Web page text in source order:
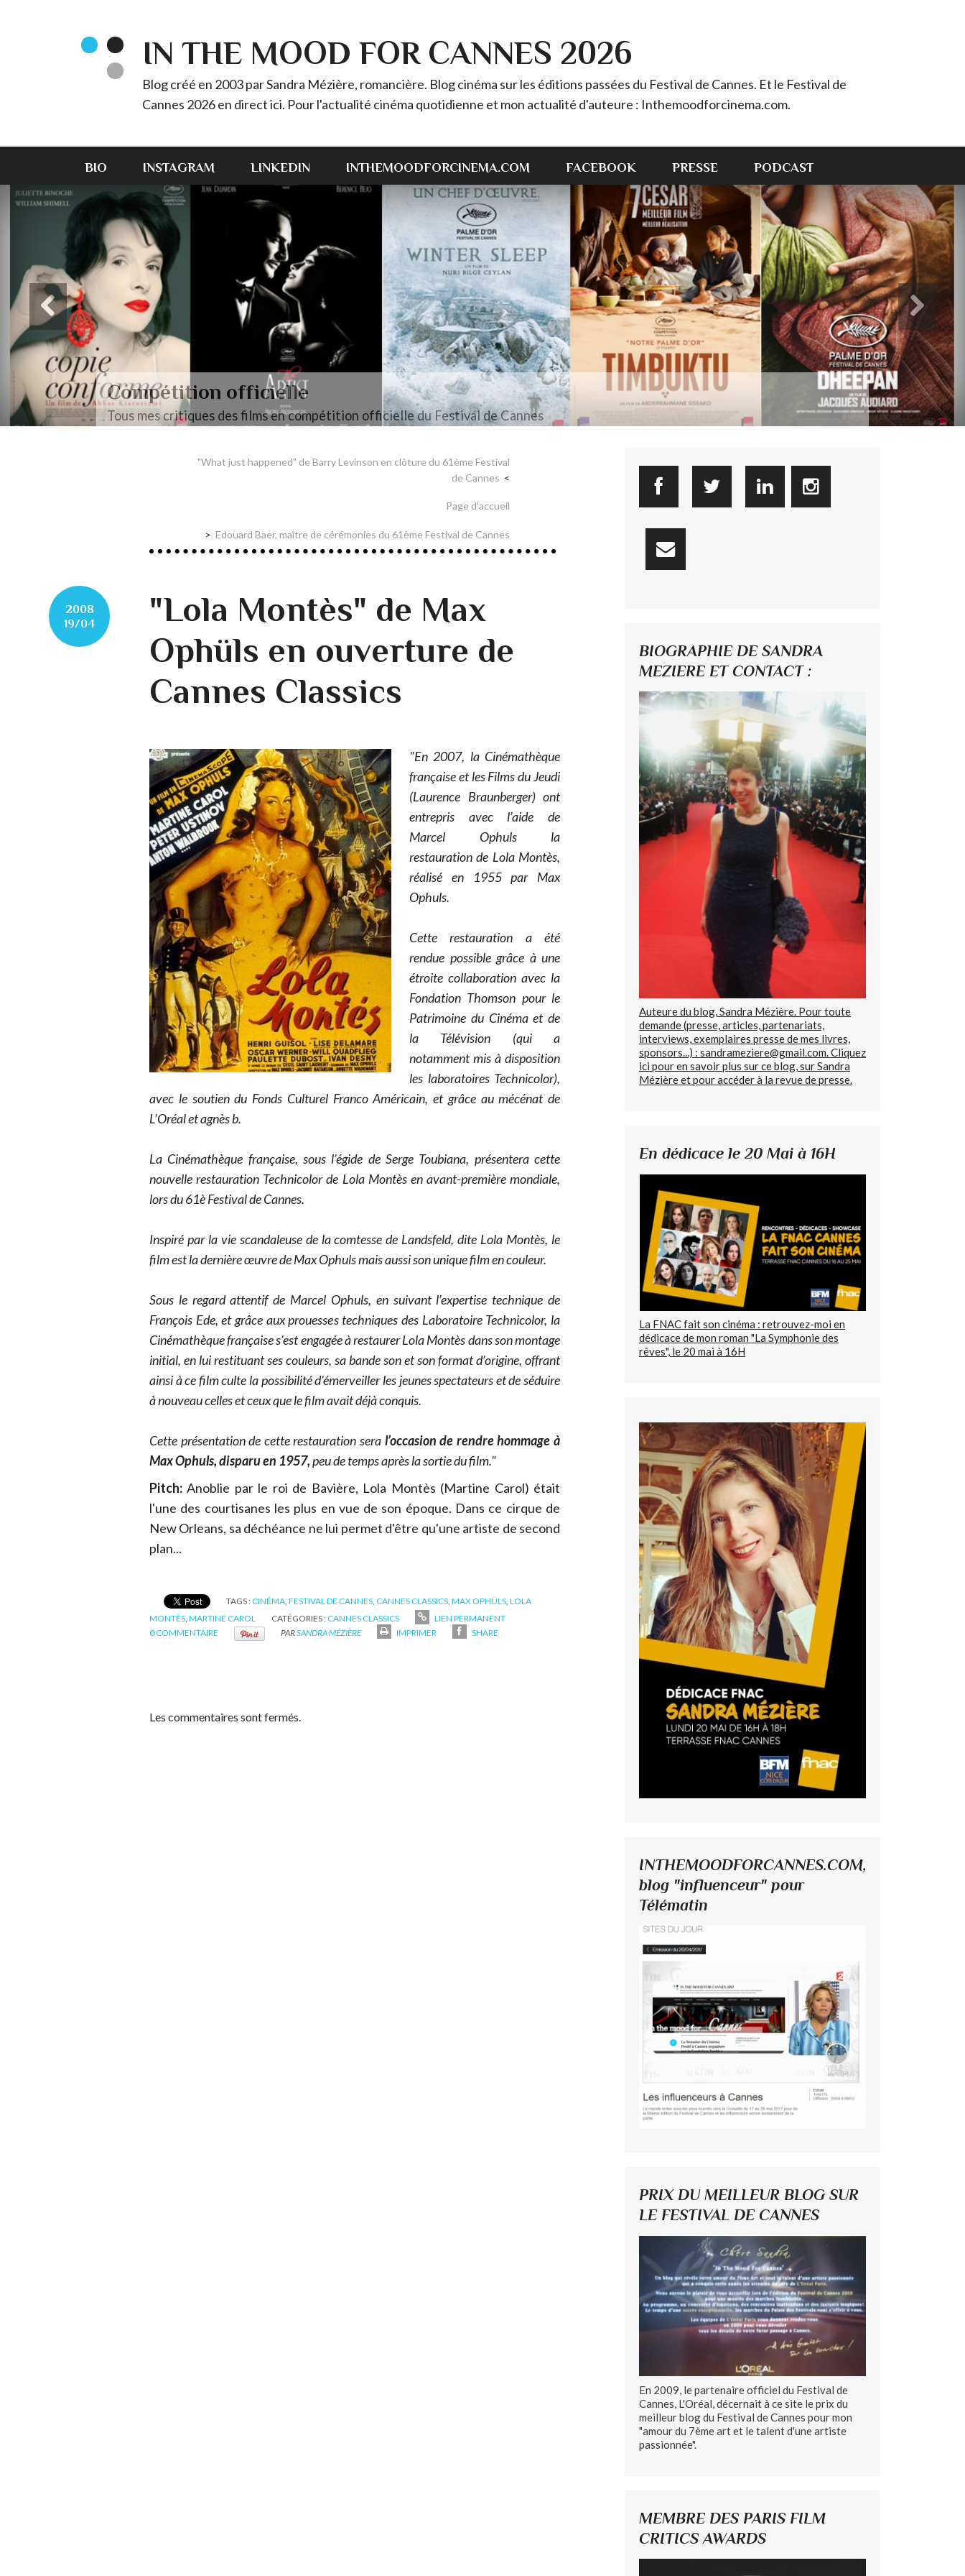
IN THE MOOD FOR CANNES 2026
Blog créé en 2003 par Sandra Mézière, romancière. Blog cinéma sur les éditions passées du Festival de Cannes. Et le Festival de
Cannes 2026 en direct ici. Pour l'actualité cinéma quotidienne et mon actualité d'auteure : Inthemoodforcinema.com.
BIO INSTAGRAM LINKEDIN INTHEMOODFORCINEMA.COM FACEBOOK PRESSE PODCAST
Compétition officielle
Tous mes critiques des films en compétition officielle du Festival de Cannes
"What just happened" de Barry Levinson en clôture du 61ème Festival
de Cannes
Page d'accueil
Edouard Baer, maître de cérémonies du 61ème Festival de Cannes
2008
19/04
"Lola Montès" de Max
Ophüls en ouverture de
Cannes Classics
"En 2007, la Cinémathèque
française et les Films du Jeudi
(Laurence Braunberger) ont
entrepris avec l’aide de
Marcel Ophuls la
restauration de Lola Montès,
réalisé en 1955 par Max
Ophuls.
Cette restauration a été
rendue possible grâce à une
étroite collaboration avec la
Fondation Thomson pour le
Patrimoine du Cinéma et de
la Télévision (qui a
notamment mis à disposition
les laboratoires Technicolor),
avec le soutien du Fonds Culturel Franco Américain, et grâce au mécénat de
L’Oréal et agnès b.
La Cinémathèque française, sous l’égide de Serge Toubiana, présentera cette
nouvelle restauration Technicolor de Lola Montès en avant-première mondiale,
lors du 61è Festival de Cannes.
Inspiré par la vie scandaleuse de la comtesse de Landsfeld, dite Lola Montès, le
film est la dernière œuvre de Max Ophuls mais aussi son unique film en couleur.
Sous le regard attentif de Marcel Ophuls, en suivant l’expertise technique de
François Ede, et grâce aux prouesses techniques des Laboratoire Technicolor, la
Cinémathèque française s’est engagée à restaurer Lola Montès dans son montage
initial, en lui restituant ses couleurs, sa bande son et son format d’origine, offrant
ainsi à ce film culte la possibilité d’émerveiller les jeunes spectateurs et de séduire
à nouveau celles et ceux que le film avait déjà conquis.
Cette présentation de cette restauration sera l’occasion de rendre hommage à
Max Ophuls, disparu en 1957,peu de temps après la sortie du film."
Pitch: Anoblie par le roi de Bavière, Lola Montès (Martine Carol) était
l'une des courtisanes les plus en vue de son époque. Dans ce cirque de
New Orleans, sa déchéance ne lui permet d'être qu'une artiste de second
plan...
TAGS : CINÉMA, FESTIVAL DE CANNES, CANNES CLASSICS, MAX OPHÜLS, LOLA
MONTÈS, MARTINE CAROL CATÉGORIES : CANNES CLASSICS
LIEN PERMANENT
0 COMMENTAIRE PARSANDRA MÉZIÈRE IMPRIMER SHARE
Les commentaires sont fermés.
BIOGRAPHIE DE SANDRA
MEZIERE ET CONTACT :
Auteure du blog, Sandra Mézière. Pour toute
demande (presse, articles, partenariats,
interviews, exemplaires presse de mes livres,
sponsors...) : sandrameziere@gmail.com. Cliquez
ici pour en savoir plus sur ce blog, sur Sandra
Mézière et pour accéder à la revue de presse.
En dédicace le 20 Mai à 16H
La FNAC fait son cinéma : retrouvez-moi en
dédicace de mon roman "La Symphonie des
rêves", le 20 mai à 16H
INTHEMOODFORCANNES.COM,
blog "influenceur" pour
Télématin
PRIX DU MEILLEUR BLOG SUR
LE FESTIVAL DE CANNES
En 2009, le partenaire officiel du Festival de
Cannes, L'Oréal, décernait à ce site le prix du
meilleur blog du Festival de Cannes pour mon
"amour du 7ème art et le talent d'une artiste
passionnée".
MEMBRE DES PARIS FILM
CRITICS AWARDS